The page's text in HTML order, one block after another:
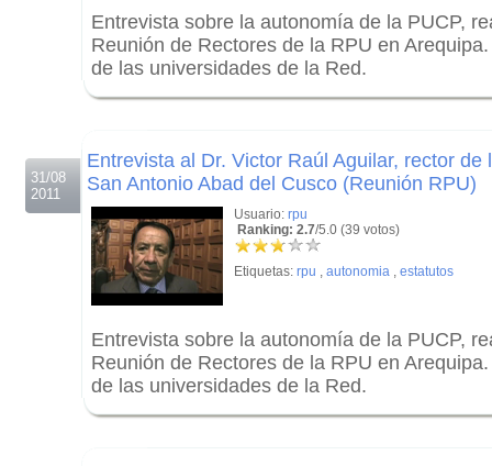
Entrevista sobre la autonomía de la PUCP,
Reunión de Rectores de la RPU en
de las universidades de la Red.
31/08
2011
Entrevista al Dr. Victor Raúl Aguilar, rector
San Antonio Abad del Cusco (Reunión RPU)
Usuario: rpu
Ranking: 2.7/5.0 (39 votos)
Etiquetas: rpu , autonomia , estatutos
Entrevista sobre la autonomía de la PUCP,
Reunión de Rectores de la RPU en
de las universidades de la Red.